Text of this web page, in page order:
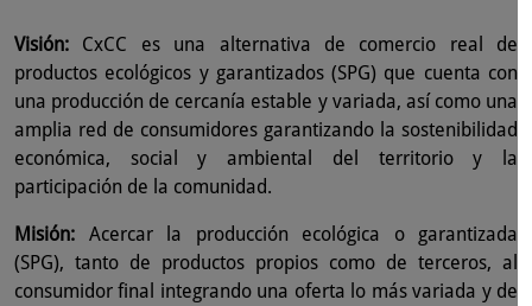
Visión: CxCC es una alternativa de comercio real de
productos ecológicos y garantizados (SPG) que cuenta con
una producción de cercanía estable y variada, así como una
amplia red de consumidores garantizando la sostenibilidad
económica, social y ambiental del territorio y la
participación de la comunidad.
Misión: Acercar la producción ecológica o garantizada
(SPG), tanto de productos propios como de terceros, al
consumidor final integrando una oferta lo más variada y de